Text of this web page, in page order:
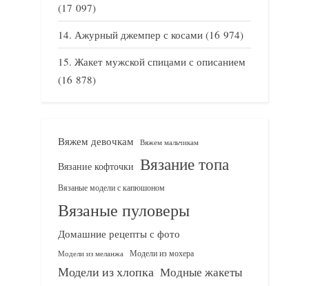
(17 097)
Ажурный джемпер с косами (16 974)
Жакет мужской спицами с описанием
(16 878)
Вяжем девочкам Вяжем мальчикам
Вязание кофточки Вязание топа
Вязаные модели с капюшоном
Вязаные пуловеры
Домашние рецепты с фото
Модели из меланжа Модели из мохера
Модели из хлопка Модные жакеты